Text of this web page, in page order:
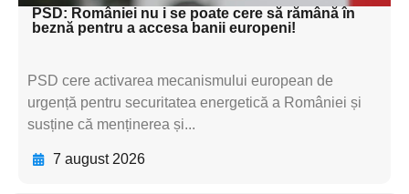
PSD: României nu i se poate cere să rămână în
beznă pentru a accesa banii europeni!
PSD cere activarea mecanismului european de
urgență pentru securitatea energetică a României și
susține că menținerea și...
7 august 2026